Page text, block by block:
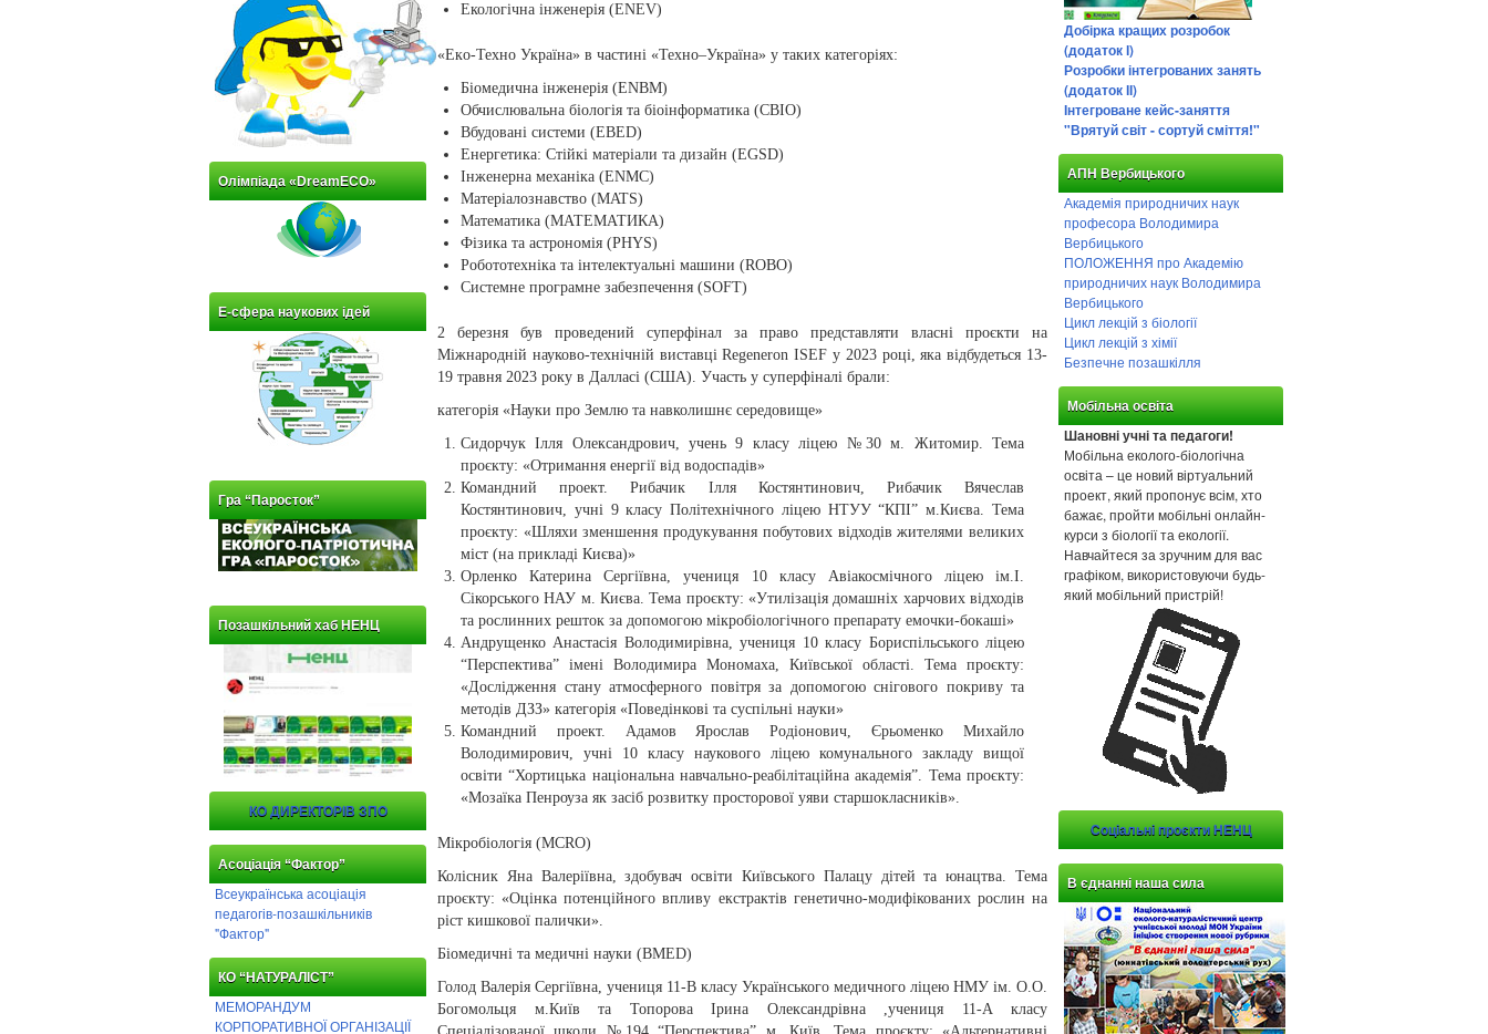
Олімпіада «DreamECO»
Е-сфера наукових ідей
Гра “Паросток”
Позашкільний хаб НЕНЦ
КО ДИРЕКТОРІВ ЗПО
Асоціація “Фактор”
Всеукраїнська асоціація
педагогів-позашкільників
"Фактор"
КО “НАТУРАЛІСТ”
МЕМОРАНДУМ
КОРПОРАТИВНОЇ ОРГАНІЗАЦІЇ
Екологічна інженерія (ENEV)
«Eкo-Техно Україна» в частині «Техно–Україна» у таких категоріях:
Біомедична інженерія (ENBM)
Обчислювальна біологія та біоінформатика (CBIO)
Вбудовані системи (EBED)
Енергетика: Стійкі матеріали та дизайн (EGSD)
Інженерна механіка (ENMC)
Матеріалознавство (MATS)
Математика (МАТЕМАТИКА)
Фізика та астрономія (PHYS)
Робототехніка та інтелектуальні машини (ROBO)
Системне програмне забезпечення (SOFT)
2 березня був проведений суперфінал за право представляти власні проєкти на
Міжнародній науково-технічній виставці Regeneron ISEF у 2023 році, яка відбудеться 13-
19 травня 2023 року в Далласі (США). Участь у суперфіналі брали:
категорія «Науки про Землю та навколишнє середовище»
Сидорчук Ілля Олександрович, учень 9 класу ліцею №30 м. Житомир. Тема
проєкту: «Отримання енергії від водоспадів»
Командний проект. Рибачик Ілля Костянтинович, Рибачик Вячеслав
Костянтинович, учні 9 класу Політехнічного ліцею НТУУ “КПІ” м.Києва. Тема
проєкту: «Шляхи зменшення продукування побутових відходів жителями великих
міст (на прикладі Києва)»
Орленко Катерина Сергіївна, учениця 10 класу Авіакосмічного ліцею ім.І.
Сікорського НАУ м. Києва. Тема проєкту: «Утилізація домашніх харчових відходів
та рослинних решток за допомогою мікробіологічного препарату емочки-бокаші»
Андрущенко Анастасія Володимирівна, учениця 10 класу Бориспільського ліцею
“Перспектива” імені Володимира Мономаха, Київської області. Тема проєкту:
«Дослідження стану атмосферного повітря за допомогою снігового покриву та
методів ДЗЗ» категорія «Поведінкові та суспільні науки»
Командний проект. Адамов Ярослав Родіонович, Єрьоменко Михайло
Володимирович, учні 10 класу наукового ліцею комунального закладу вищої
освіти “Хортицька національна навчально-реабілітаційна академія”. Тема проєкту:
«Мозаїка Пенроуза як засіб розвитку просторової уяви старшокласників».
Мікробіологія (MCRO)
Колісник Яна Валеріївна, здобувач освіти Київського Палацу дітей та юнацтва. Тема
проєкту: «Оцінка потенційного впливу екстрактів генетично-модифікованих рослин на
ріст кишкової палички».
Біомедичні та медичні науки (BMED)
Голод Валерія Сергіївна, учениця 11-В класу Українського медичного ліцею НМУ ім. О.О.
Богомольця м.Київ та Топорова Ірина Олександрівна ,учениця 11-А класу
Добірка кращих розробок
(додаток І)
Розробки інтегрованих занять
(додаток ІІ)
Інтегроване кейс-заняття
"Врятуй світ - сортуй сміття!"
АПН Вербицького
Академія природничих наук
професора Володимира
Вербицького
ПОЛОЖЕННЯ про Академію
природничих наук Володимира
Вербицького
Цикл лекцій з біології
Цикл лекцій з хімії
Безпечне позашкілля
Мобільна освіта
Шановні учні та педагоги!
Мобільна еколого-біологічна
освіта – це новий віртуальний
проект, який пропонує всім, хто
бажає, пройти мобільні онлайн-
курси з біології та екології.
Навчайтеся за зручним для вас
графіком, використовуючи будь-
який мобільний пристрій!
Соціальні проєкти НЕНЦ
В єднанні наша сила